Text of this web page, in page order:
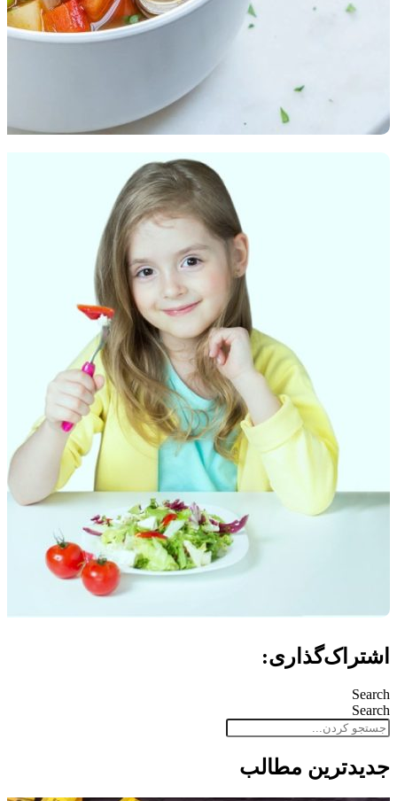
اشتراک‌گذاری:
Search
Search
جدید‌ترین مطالب